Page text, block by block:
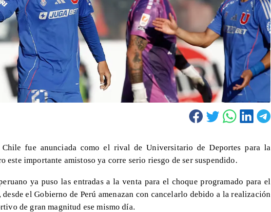
fue anunciada como el rival de Universitario de Deportes para la
este importante amistoso ya corre serio riesgo de ser suspendido.
ya puso las entradas a la venta para el choque programado para el
desde el Gobierno de Perú amenazan con cancelarlo debido a la realización
de gran magnitud ese mismo día.